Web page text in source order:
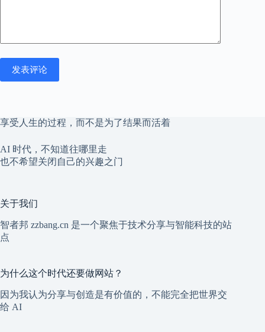
发表评论
享受人生的过程，而不是为了结果而活着
AI 时代，不知道往哪里走
也不希望关闭自己的兴趣之门
关于我们
智者邦 zzbang.cn 是一个聚焦于技术分享与智能科技的站
点
为什么这个时代还要做网站？
因为我认为分享与创造是有价值的，不能完全把世界交
给 AI